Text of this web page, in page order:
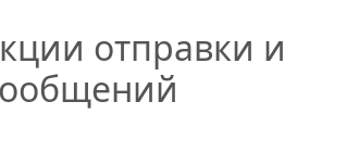
отправки и